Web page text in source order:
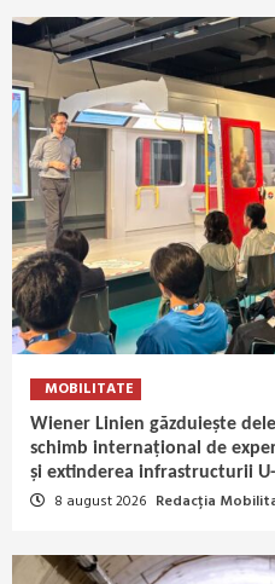
MOBILITATE
Wiener Linien găzduiește
schimb internațional de
și extinderea infrastructurii
8 august 2026 Redacția